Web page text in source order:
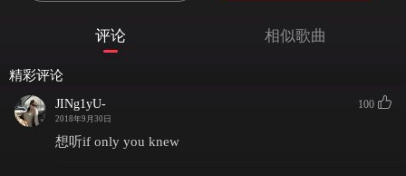
是每一个人
他们玩弄我们于股掌之上
We’ll be no product for you
评论 相似歌曲
精彩评论
JINg1yU-
2018年9月30日
100
想听if only you knew